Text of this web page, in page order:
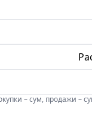
– сум, продажи